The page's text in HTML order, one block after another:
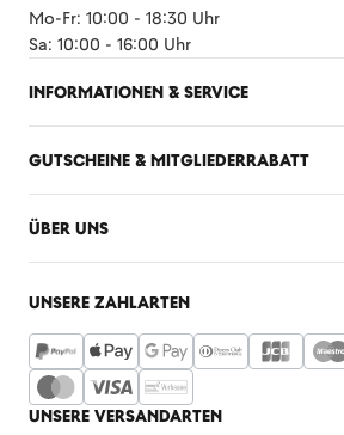
Mo-Fr: 10:00 - 18:30 Uhr
Sa: 10:00 - 16:00 Uhr
INFORMATIONEN & SERVICE
GUTSCHEINE & MITGLIEDERRABATT
ÜBER UNS
UNSERE ZAHLARTEN
UNSERE VERSANDARTEN